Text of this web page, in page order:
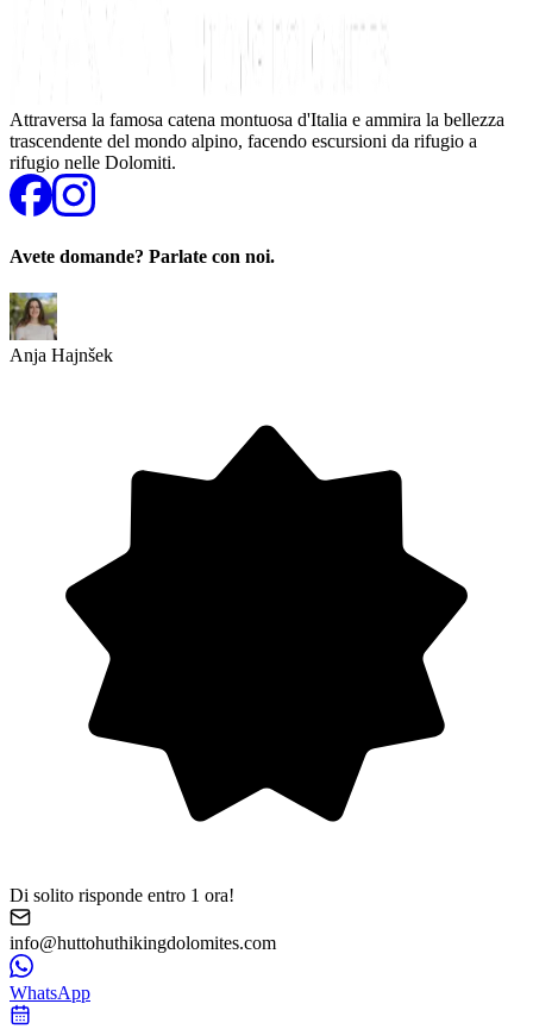
Attraversa la famosa catena montuosa d'Italia e ammira la bellezza
trascendente del mondo alpino, facendo escursioni da rifugio a
rifugio nelle Dolomiti.
Avete domande? Parlate con noi.
Anja Hajnšek
Di solito risponde entro 1 ora!
info@huttohuthikingdolomites.com
WhatsApp